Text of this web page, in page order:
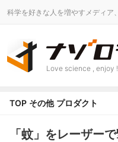
科学を好きな人を増やすメディア
Love science , enjoy !
TOP その他 プロダクト
「蚊」をレーザー